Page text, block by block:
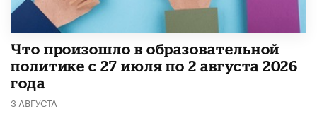
​Что произошло в образовательной
политике с 27 июля по 2 августа 2026
года
3 АВГУСТА